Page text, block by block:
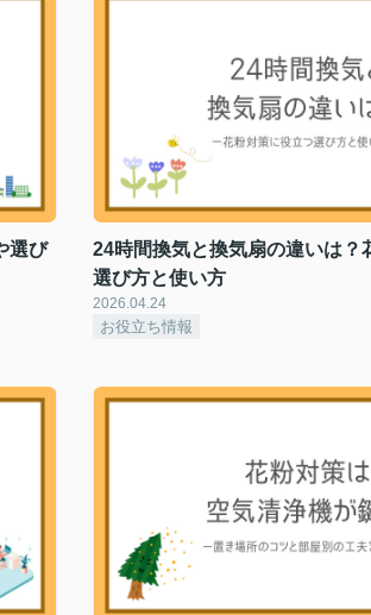
選び
24時間換気と換気扇の違いは？
選び方と使い方
2026.04.24
お役立ち情報